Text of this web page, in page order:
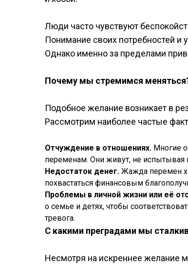
Люди часто чувствуют
Понимание своих потребностей и
Однако именно за пределами
Почему мы стремимся
Подобное желание возникает в
Рассмотрим наиболее частые
Отчуждение в отношениях. Многие
переменам. Они живут, не испытывая
Недостаток денег. Жажда перемен
похвастаться финансовым
Проблемы в личной жизни или её
о семье и детях, чтобы
тревога.
С какими преградами мы
Несмотря на искреннее желание